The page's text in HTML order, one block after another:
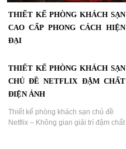
THIẾT KẾ PHÒNG KHÁCH SẠN
CAO CẤP PHONG CÁCH HIỆN
ĐẠI
phong cách hiện đại nổi bật với
giường tròn và ánh sáng nghệ
thuật...
THIẾT KẾ PHÒNG KHÁCH SẠN
CHỦ ĐỀ NETFLIX ĐẬM CHẤT
ĐIỆN ẢNH
Thiết kế phòng khách sạn chủ đề
Netflix – Không gian giải trí đậm chất